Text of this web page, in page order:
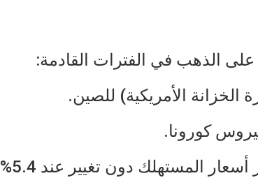
على الذهب في الفترات القادمة:
الخزانة الأمريكية) للصين.
كورونا.
هذا يعني أن الذهب قد استفاد من بقاء مؤشر أسعار المستهلك دون تغيير عند 5.4%